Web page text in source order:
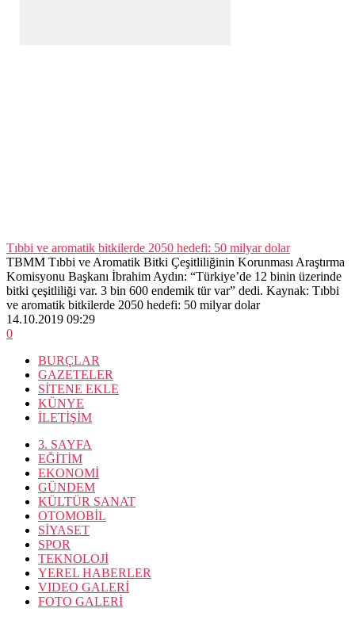
Tıbbi ve aromatik bitkilerde 2050 hedefi: 50 milyar dolar
TBMM Tıbbi ve Aromatik Bitki Çeşitliliğinin Korunması Araştırma
Komisyonu Başkanı İbrahim Aydın: “Türkiye’de 12 binin üzerinde
bitki çeşitliliği var. 3 bin 600 endemik tür var” dedi. Kaynak: Tıbbi
ve aromatik bitkilerde 2050 hedefi: 50 milyar dolar
14.10.2019 09:29
0
BURÇLAR
GAZETELER
SİTENE EKLE
KÜNYE
İLETİŞİM
3. SAYFA
EĞİTİM
EKONOMİ
GÜNDEM
KÜLTÜR SANAT
OTOMOBİL
SİYASET
SPOR
TEKNOLOJİ
YEREL HABERLER
VIDEO GALERİ
FOTO GALERİ